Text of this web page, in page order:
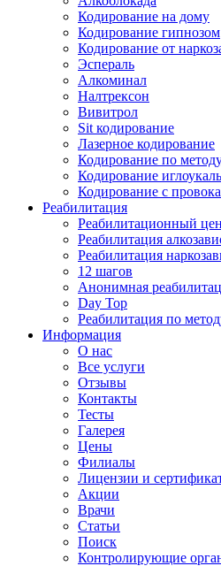
Кодирование на дому
Кодирование гипнозом
Кодирование от
Эспераль
Алкоминал
Налтрексон
Вивитрол
Sit кодирование
Лазерное кодирование
Кодирование по
Кодирование
Кодирование с
Реабилитация
Реабилитационный
Реабилитация
Реабилитация
12 шагов
Анонимная
Day Top
Реабилитация по
Информация
О нас
Все услуги
Отзывы
Контакты
Тесты
Галерея
Цены
Филиалы
Лицензии и
Акции
Врачи
Статьи
Поиск
Контролирующие